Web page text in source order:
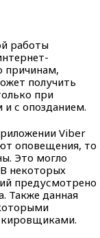
работы
причинам,
получить
при
и с опозданием.
Viber
оповещения, то
Это могло
некоторых
предусмотрено
Также данная